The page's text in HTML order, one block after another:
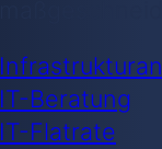
IT-Beratung
IT-Flatrate